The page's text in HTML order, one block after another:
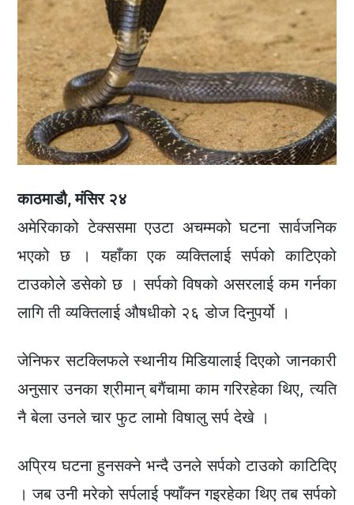
काठमाडौ, मंसिर २४
अमेरिकाको टेक्ससमा एउटा अचम्मको घटना सार्वजनिक
भएको छ । यहाँका एक व्यक्तिलाई सर्पको काटिएको
टाउकोले डसेको छ । सर्पको विषको असरलाई कम गर्नका
लागि ती व्यक्तिलाई औषधीको २६ डोज दिनुपर्यो ।
जेनिफर सटक्लिफले स्थानीय मिडियालाई दिएको जानकारी
अनुसार उनका श्रीमान् बगैंचामा काम गरिरहेका थिए, त्यति
नै बेला उनले चार फुट लामो विषालु सर्प देखे ।
अप्रिय घटना हुनसक्ने भन्दै उनले सर्पको टाउको काटिदिए
। जब उनी मरेको सर्पलाई फ्याँक्न गइरहेका थिए तब सर्पको